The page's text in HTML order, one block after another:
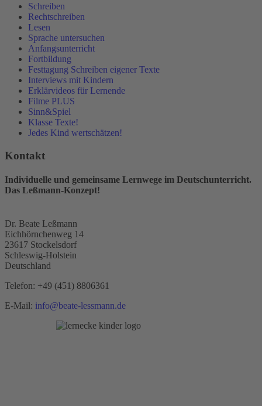
Schreiben
Rechtschreiben
Lesen
Sprache untersuchen
Anfangsunterricht
Fortbildung
Festtagung Schreiben eigener Texte
Interviews mit Kindern
Erklärvideos für Lernende
Filme PLUS
Sinn&Spiel
Klasse Texte!
Jedes Kind wertschätzen!
Kontakt
Individuelle und gemeinsame Lernwege im Deutschunterricht.
Das Leßmann-Konzept!
Dr. Beate Leßmann
Eichhörnchenweg 14
23617 Stockelsdorf
Schleswig-Holstein
Deutschland
Telefon: +49 (451) 8806361
E-Mail: info@beate-lessmann.de